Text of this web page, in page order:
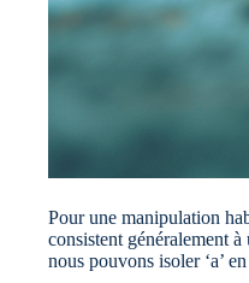
Pour une manipulation
consistent généralement
nous pouvons isoler ‘a’